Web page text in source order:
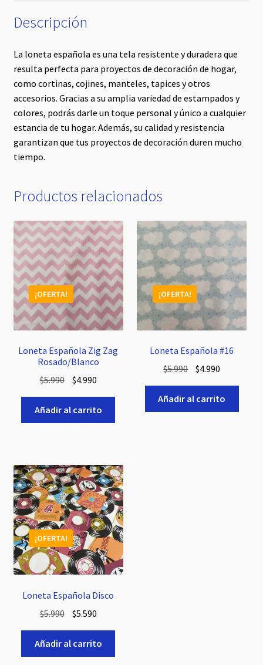
Descripción
La loneta española es una tela resistente y duradera que
resulta perfecta para proyectos de decoración de hogar,
como cortinas, cojines, manteles, tapices y otros
accesorios. Gracias a su amplia variedad de estampados y
colores, podrás darle un toque personal y único a cualquier
estancia de tu hogar. Además, su calidad y resistencia
garantizan que tus proyectos de decoración duren mucho
tiempo.
Productos relacionados
Loneta Española Zig Zag
Rosado/Blanco
¡OFERTA!
$5.990 El
precio
original
era:
$4.990El
precio
actual
es:
Añadir al carrito
Loneta Española #16
¡OFERTA!
$5.990 El
precio
original
era:
$4.990
precio
actual
es:
Añadir al carrito
Loneta Española Disco
¡OFERTA!
$5.990 El
original
era:
$5.590El
actual
es:
Añadir al carrito